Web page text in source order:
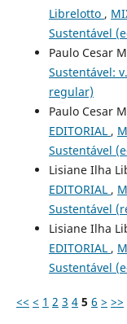
Librelotto ,
Sustentável
Paulo Cesar
Sustentável:
regular)
Paulo Cesar
EDITORIAL ,
Sustentável
Lisiane Ilha
EDITORIAL ,
Sustentável
Lisiane Ilha
EDITORIAL ,
Sustentável
<< < 1 2 3 4 5 6 > >>